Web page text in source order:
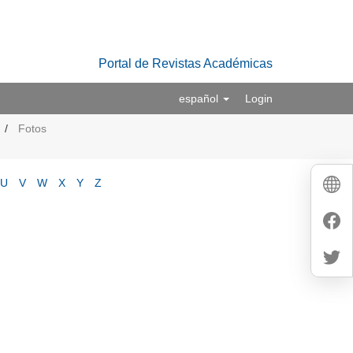
Portal de Revistas Académicas
español Login
Fotos
U V W X Y Z